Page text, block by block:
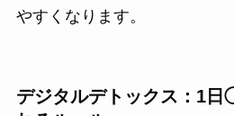
やすくなります。
デジタルデトックス：1